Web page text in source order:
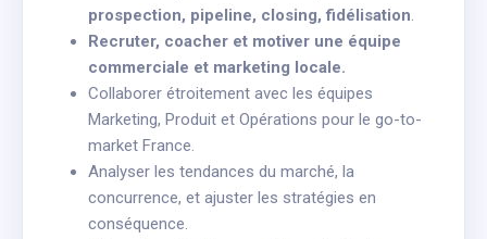
prospection, pipeline, closing, fidélisation.
Recruter, coacher et motiver une équipe
commerciale et marketing locale.
Collaborer étroitement avec les équipes
Marketing, Produit et Opérations pour le go-to-
market France.
Analyser les tendances du marché, la
concurrence, et ajuster les stratégies en
conséquence.